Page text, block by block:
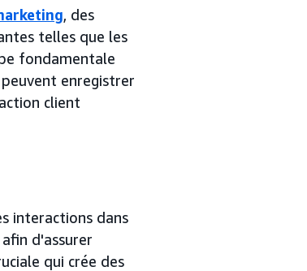
, des
telles que les
fondamentale
enregistrer
client
interactions dans
d'assurer
qui crée des